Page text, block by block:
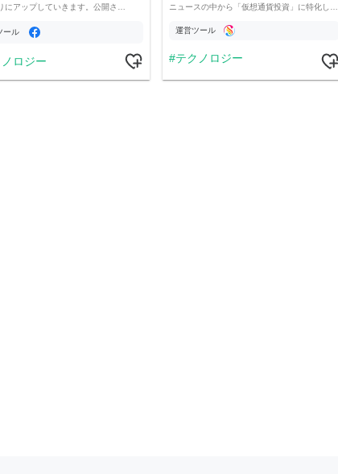
にアップしていきます。公開さ…
ール
ロジー
ニュースの中から「仮想通貨投資」に特化し…
運営ツール
テクノロジー